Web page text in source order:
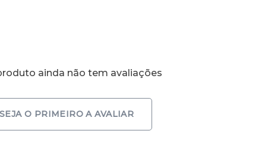
ainda não tem avaliações
SEJA O PRIMEIRO A AVALIAR